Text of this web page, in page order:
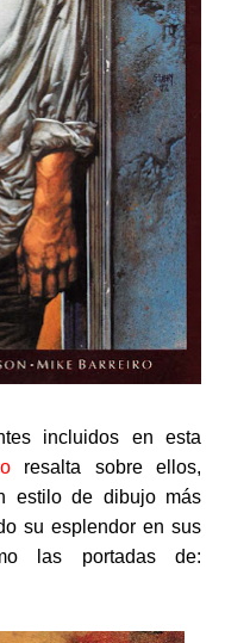
incluidos en esta
resalta sobre ellos,
estilo de dibujo más
su esplendor en sus
las portadas de: